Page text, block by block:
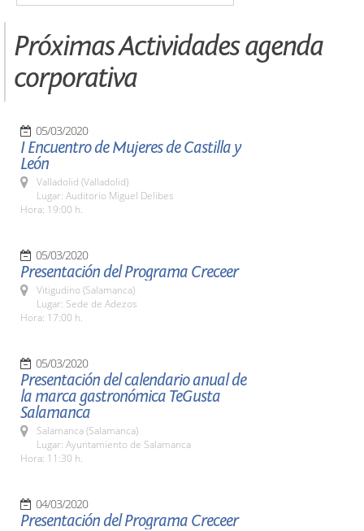
Próximas Actividades agenda
corporativa
05/03/2020
I Encuentro de Mujeres de Castilla y
León
Valladolid (Valladolid)
Lugar: Auditorio Miguel Delibes
Hora: 19:00 h.
05/03/2020
Presentación del Programa Creceer
Vitigudino (Salamanca)
Lugar: Sede de Adezos
Hora: 17:00 h.
05/03/2020
Presentación del calendario anual de
la marca gastronómica TeGusta
Salamanca
Salamanca (Salamanca)
Lugar: Ayuntamiento de Salamanca
Hora: 11:30 h.
04/03/2020
Presentación del Programa Creceer